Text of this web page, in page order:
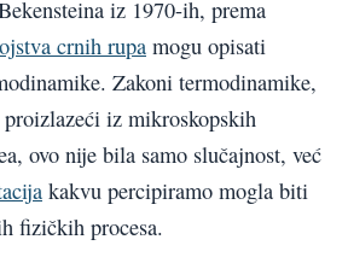
iz 1970-ih, prema
crnih rupa mogu opisati
Zakoni termodinamike,
iz mikroskopskih
ovo nije bila samo slučajnost, već
kakvu percipiramo mogla biti
fizičkih procesa.